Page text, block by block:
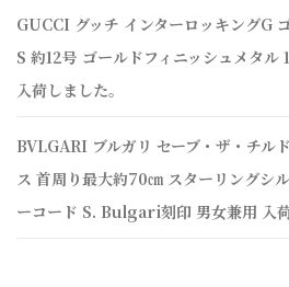
GUCCI グッチ インターロッキングG
S 約12号 ゴールドフィニッシュメタ
入荷しました。
BVLGARI ブルガリ セーブ・ザ・チル
ス 首周り最大約70㎝ スターリングシ
ーコード S. Bulgari刻印 男女兼用 入荷